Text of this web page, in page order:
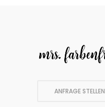
ANFRAGE STELLEN